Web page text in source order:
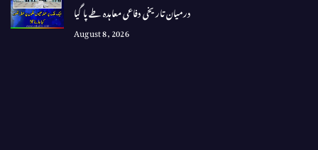
درمیان تاریخی دفاعی معاہدہ طے پا گیا
August 8, 2026